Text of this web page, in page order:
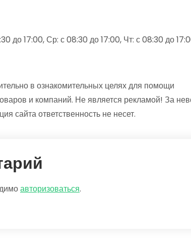
до 17:00, Ср: с 08:30 до 17:00, Чт: с 08:30 до
в ознакомительных целях для помощи
и компаний. Не является рекламой! За
сайта ответственность не несет.
авторизоваться.